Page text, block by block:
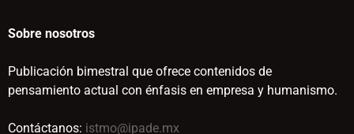
Sobre nosotros
Publicación bimestral que ofrece contenidos de
pensamiento actual con énfasis en empresa y humanismo.
Contáctanos: istmo@ipade.mx